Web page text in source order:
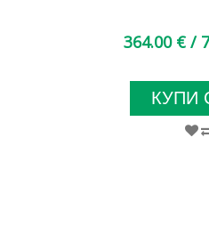
364.00 € /
КУПИ